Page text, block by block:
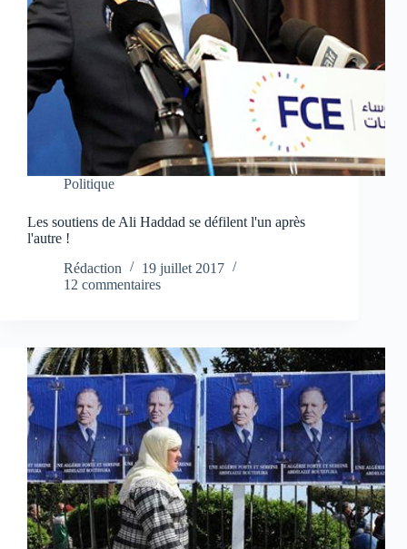
Politique
Les soutiens de Ali Haddad se défilent l'un après
l'autre !
Rédaction
19 juillet 2017
12 commentaires